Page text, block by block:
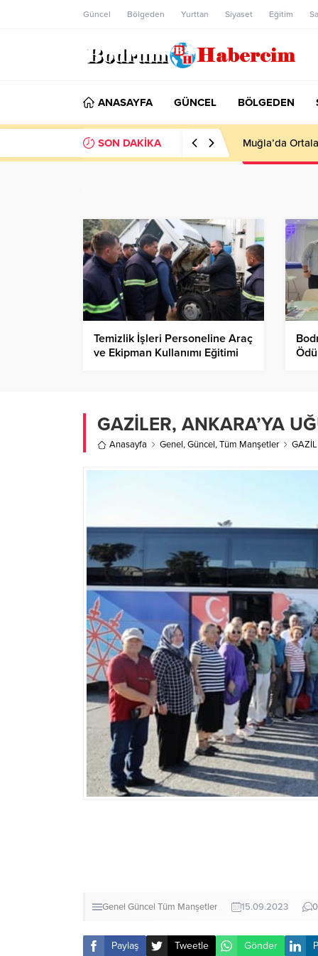
Güncel Bölgeden Yurttan Siyaset Eğitim
ANASAYFA GÜNCEL BÖLGEDEN
SON DAKİKA Ankara;
Temizlik İşleri Personeline Araç
ve Ekipman Kullanımı Eğitimi
GAZİLER, ANKARA’YA
Anasayfa Genel,Güncel,Tüm Manşetler
Genel Güncel Tüm Manşetler 15.09.2023 0
Paylaş Tweetle Gönder